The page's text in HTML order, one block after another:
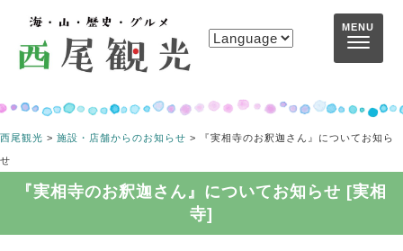
コンテンツへスキップ
西尾観光 > 施設・店舗からのお知らせ > 『実相寺のお釈迦さん』についてお知ら
せ
『実相寺のお釈迦さん』についてお知らせ [実相
寺]
MENU